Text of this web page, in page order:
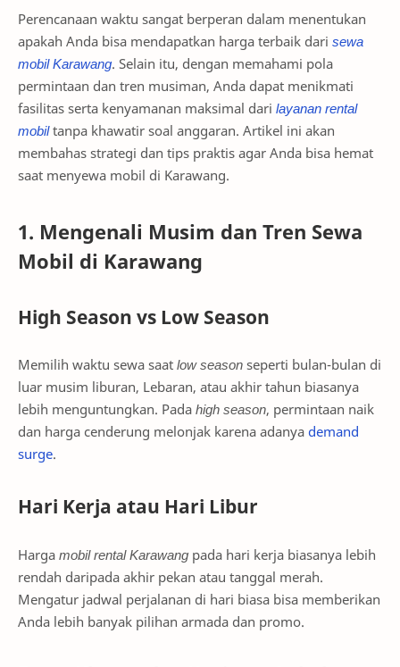
Perencanaan waktu sangat berperan dalam menentukan
apakah Anda bisa mendapatkan harga terbaik dari sewa
mobil Karawang. Selain itu, dengan memahami pola
permintaan dan tren musiman, Anda dapat menikmati
fasilitas serta kenyamanan maksimal dari layanan rental
mobiltanpa khawatir soal anggaran. Artikel ini akan
membahas strategi dan tips praktis agar Anda bisa hemat
saat menyewa mobil di Karawang.
1. Mengenali Musim dan Tren Sewa
Mobil di Karawang
High Season vs Low Season
Memilih waktu sewa saat low season seperti bulan-bulan di
luar musim liburan, Lebaran, atau akhir tahun biasanya
lebih menguntungkan. Pada high season, permintaan naik
dan harga cenderung melonjak karena adanya demand
surge.
Hari Kerja atau Hari Libur
Harga mobil rental Karawang pada hari kerja biasanya lebih
rendah daripada akhir pekan atau tanggal merah.
Mengatur jadwal perjalanan di hari biasa bisa memberikan
Anda lebih banyak pilihan armada dan promo.